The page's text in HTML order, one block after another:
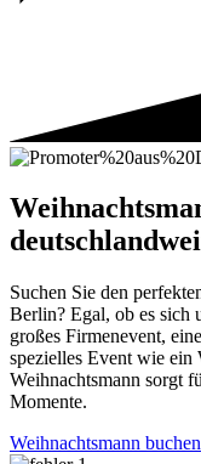
Suchen Sie den
Berlin? Egal, ob es sich
großes Firmenevent,
spezielles Event wie ein
Weihnachtsmann sorgt
Momente.
Weihnachtsmann buchen